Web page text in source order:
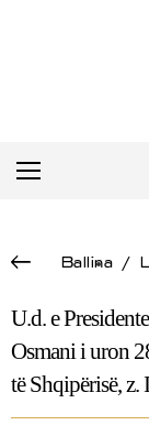
Ballina/
U.d. e
Osmani i uron
të Shqipërisë,